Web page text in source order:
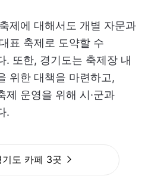
제에 대해서도 개별 자문과
표 축제로 도약할 수
. 또한, 경기도는 축제장 내
위한 대책을 마련하고,
제 운영을 위해 시·군과
.
도 카페 3곳